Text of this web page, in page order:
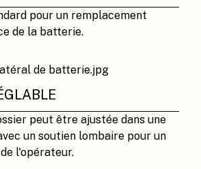
pour un remplacement
de la batterie.
peut être ajustée dans une
un soutien lombaire pour un
l'opérateur.